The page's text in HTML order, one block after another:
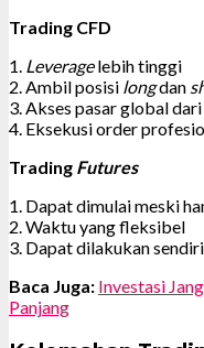
Trading CFD
1. Leveragelebih tinggi
2. Ambil posisi longdan
3. Akses pasar global
4. Eksekusi order
Trading Futures
1. Dapat dimulai meski
2. Waktu yang fleksibel
3. Dapat dilakukan
Baca Juga: Investasi
Panjang